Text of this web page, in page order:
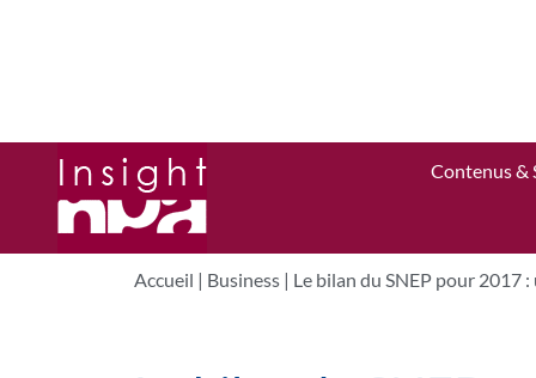
Contenus &
Accueil | Business | Le bilan du SNEP pour 2017